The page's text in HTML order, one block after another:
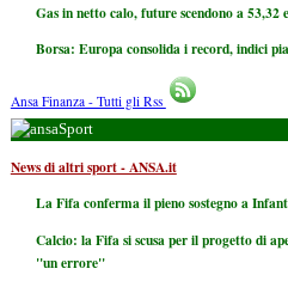
Gas in netto calo, future scendono a 53,32
Borsa: Europa consolida i record, indici
Ansa Finanza - Tutti gli Rss
Sport
News di altri sport - ANSA.it
La Fifa conferma il pieno sostegno a
Calcio: la Fifa si scusa per il progetto di
"un errore"